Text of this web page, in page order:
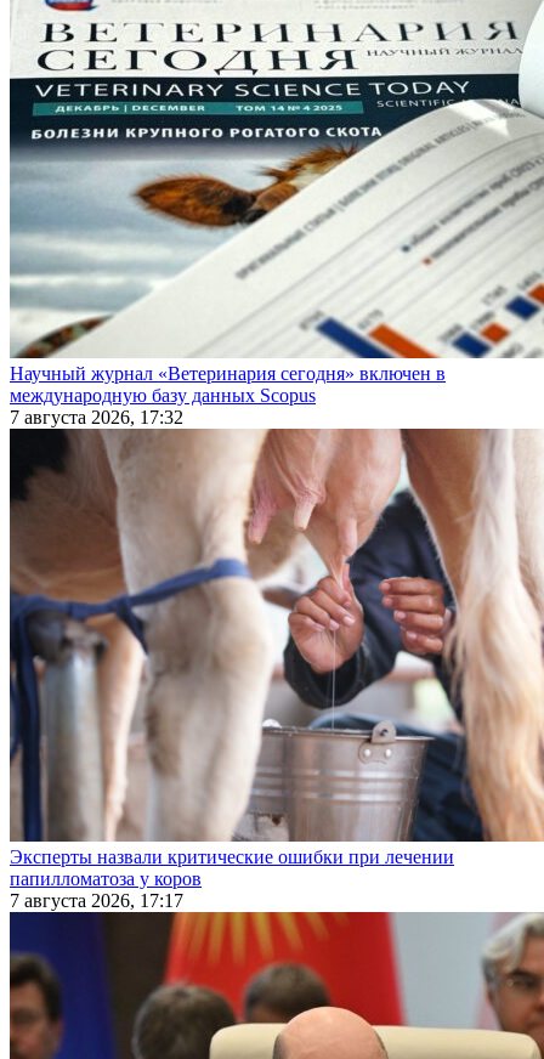
Научный журнал «Ветеринария сегодня» включен в
международную базу данных Scopus
7 августа 2026, 17:32
Эксперты назвали критические ошибки при лечении
папилломатоза у коров
7 августа 2026, 17:17